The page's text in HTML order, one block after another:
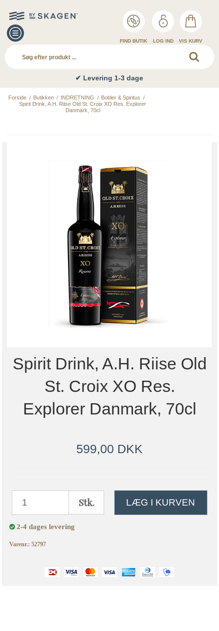
FIND BUTIK LOG IND VIS KURV
✔ Levering 1-3 dage
Forside / Butikken / INDRETNING / Bobler & Spiritus /
Spirit Drink, A.H. Riise Old St. Croix XO Res. Explorer
Danmark, 70cl
Spirit Drink, A.H. Riise Old
St. Croix XO Res.
Explorer Danmark, 70cl
599,00 DKK
Stk. LÆG I KURVEN
2-4 dages levering
Varenr.: 52797